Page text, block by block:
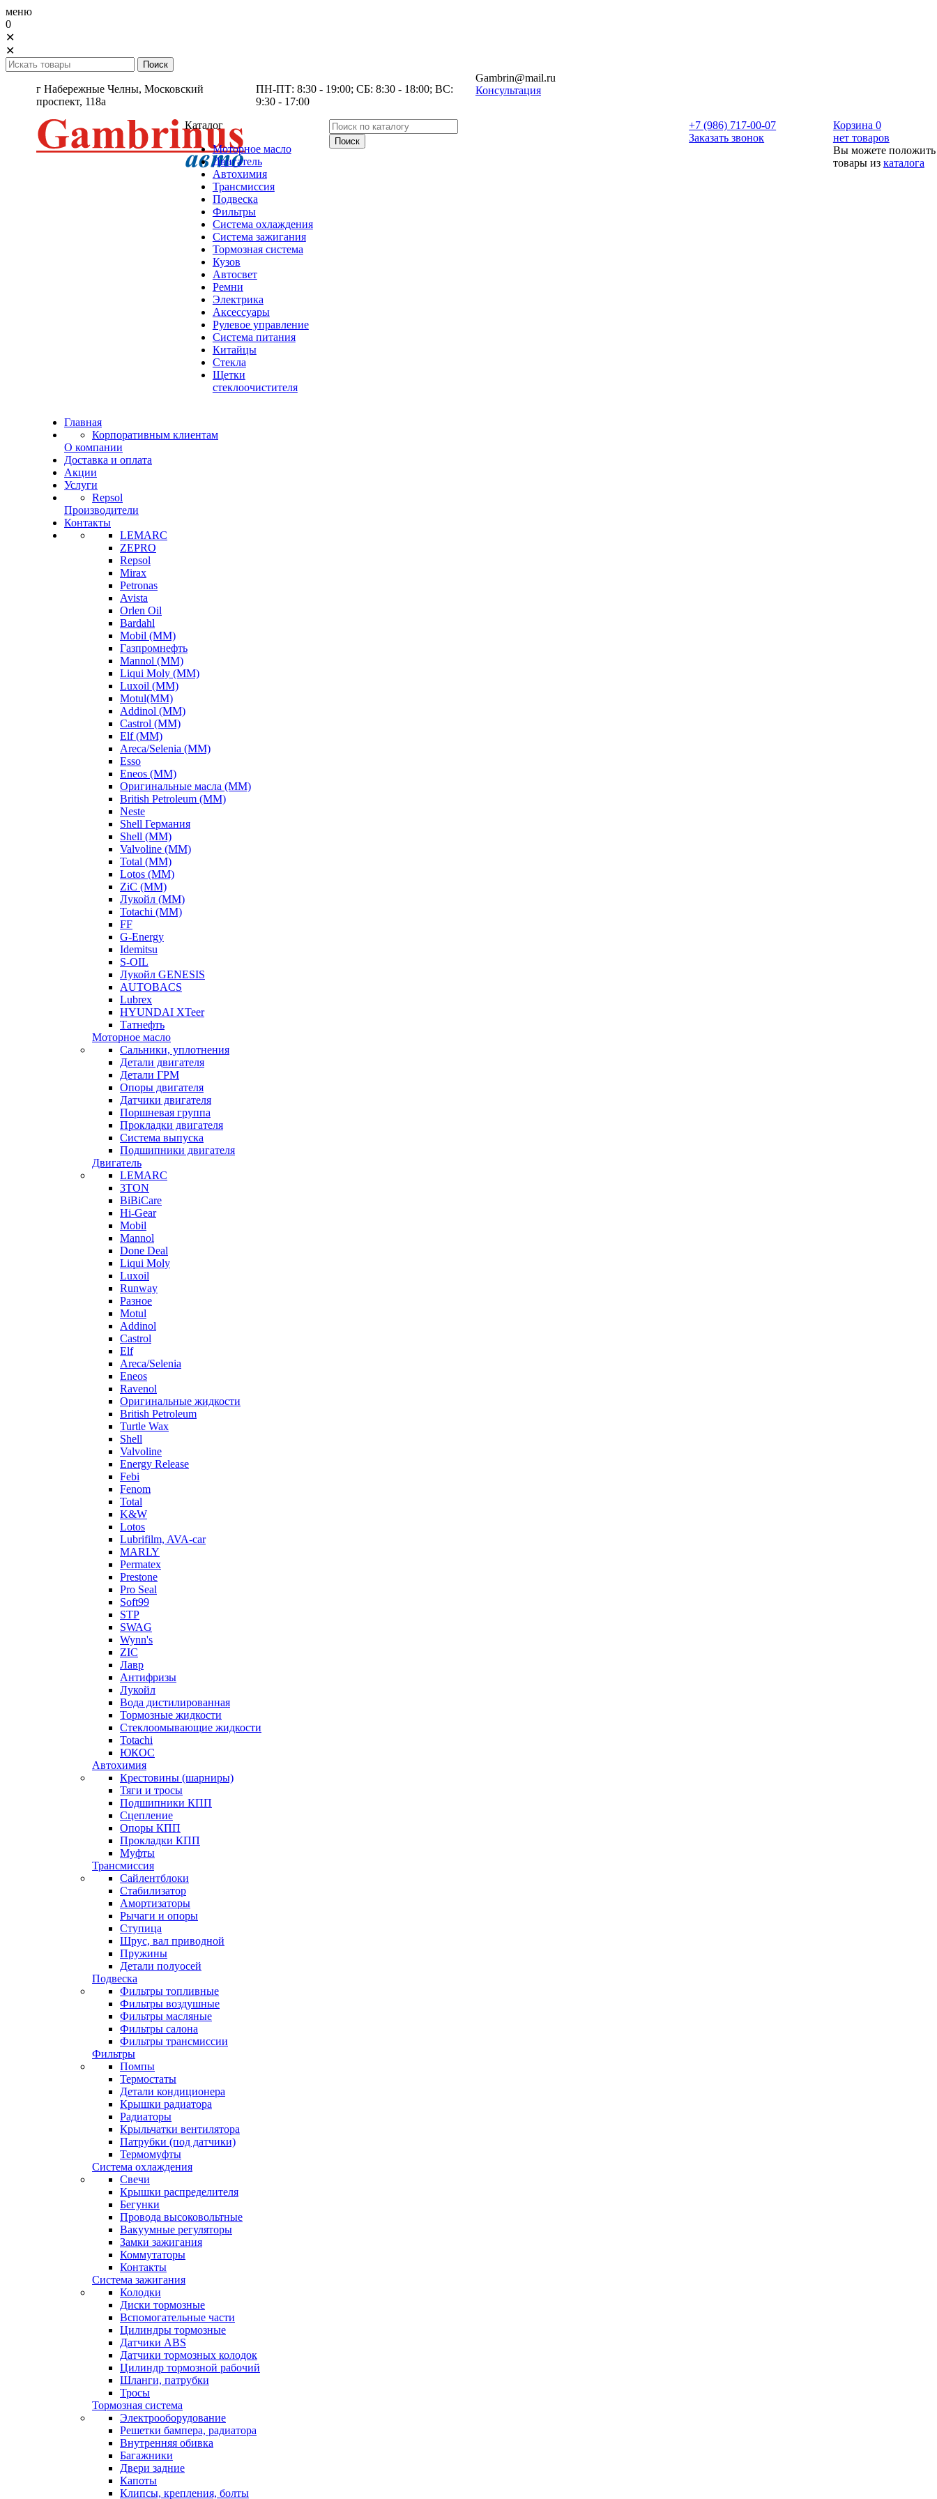
меню
0
✕
✕
г Набережные Челны, Московский
проспект, 118а
ПН-ПТ: 8:30 - 19:00; СБ: 8:30 - 18:00; ВС:
9:30 - 17:00
Gambrin@mail.ru
Консультация
Каталог
Моторное масло
Двигатель
Автохимия
Трансмиссия
Подвеска
Фильтры
Система охлаждения
Система зажигания
Тормозная система
Кузов
Автосвет
Ремни
Электрика
Аксессуары
Рулевое управление
Система питания
Китайцы
Стекла
Щетки
стеклоочистителя
+7 (986) 717-00-07
Заказать звонок
Корзина 0
нет товаров
Вы можете положить
товары из каталога
Главная
Корпоративным клиентам
О компании
Доставка и оплата
Акции
Услуги
Repsol
Производители
Контакты
LEMARC
ZEPRO
Repsol
Mirax
Petronas
Avista
Orlen Oil
Bardahl
Mobil (ММ)
Газпромнефть
Mannol (ММ)
Liqui Moly (ММ)
Luxoil (ММ)
Motul(ММ)
Addinol (ММ)
Castrol (ММ)
Elf (ММ)
Areca/Selenia (ММ)
Esso
Eneos (ММ)
Оригинальные масла (ММ)
British Petroleum (ММ)
Neste
Shell Германия
Shell (ММ)
Valvoline (ММ)
Total (ММ)
Lotos (ММ)
ZiC (ММ)
Лукойл (ММ)
Totachi (MM)
FF
G-Energy
Idemitsu
S-OIL
Лукойл GENESIS
AUTOBACS
Lubrex
HYUNDAI XTeer
Татнефть
Моторное масло
Сальники, уплотнения
Детали двигателя
Детали ГРМ
Опоры двигателя
Датчики двигателя
Поршневая группа
Прокладки двигателя
Система выпуска
Подшипники двигателя
Двигатель
LEMARC
3TON
BiBiCare
Hi-Gear
Mobil
Mannol
Done Deal
Liqui Moly
Luxoil
Runway
Разное
Motul
Addinol
Castrol
Elf
Areca/Selenia
Eneos
Ravenol
Оригинальные жидкости
British Petroleum
Turtle Wax
Shell
Valvoline
Energy Release
Febi
Fenom
Total
K&W
Lotos
Lubrifilm, AVA-car
MARLY
Permatex
Prestone
Pro Seal
Soft99
STP
SWAG
Wynn's
ZIC
Лавр
Антифризы
Лукойл
Вода дистилированная
Тормозные жидкости
Стеклоомывающие жидкости
Totachi
ЮКОС
Автохимия
Крестовины (шарниры)
Тяги и тросы
Подшипники КПП
Сцепление
Опоры КПП
Прокладки КПП
Муфты
Трансмиссия
Сайлентблоки
Стабилизатор
Амортизаторы
Рычаги и опоры
Ступица
Шрус, вал приводной
Пружины
Детали полуосей
Подвеска
Фильтры топливные
Фильтры воздушные
Фильтры масляные
Фильтры салона
Фильтры трансмиссии
Фильтры
Помпы
Термостаты
Детали кондиционера
Крышки радиатора
Радиаторы
Крыльчатки вентилятора
Патрубки (под датчики)
Термомуфты
Система охлаждения
Свечи
Крышки распределителя
Бегунки
Провода высоковольтные
Вакуумные регуляторы
Замки зажигания
Коммутаторы
Контакты
Система зажигания
Колодки
Диски тормозные
Вспомогательные части
Цилиндры тормозные
Датчики ABS
Датчики тормозных колодок
Цилиндр тормозной рабочий
Шланги, патрубки
Тросы
Тормозная система
Электрооборудование
Решетки бампера, радиатора
Внутренняя обивка
Багажники
Двери задние
Капоты
Клипсы, крепления, болты